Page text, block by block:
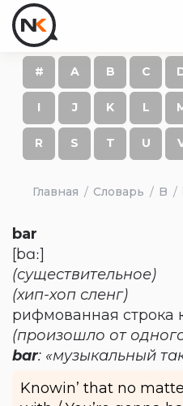
# A B C
I J K L
R S T U
Главная Словарь B
bar
[bɑː]
(существительное)
(хип-хоп сленг)
рифмованная строка
(произошло от
bar: «музыкальный
Knowin’ that no